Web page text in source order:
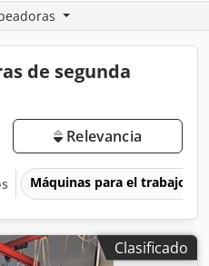
de segunda
Relevancia
Máquinas para el trabajo
Clasificado